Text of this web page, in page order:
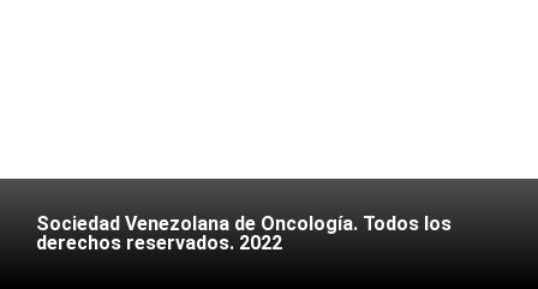
Sociedad Venezolana de Oncología. Todos los
derechos reservados. 2022